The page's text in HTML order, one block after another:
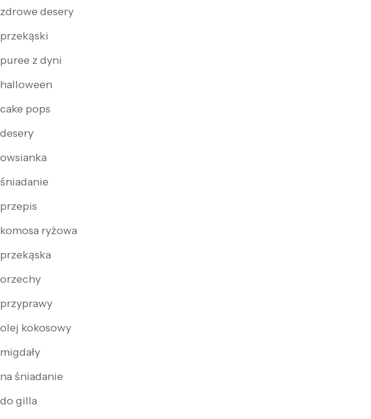
zdrowe desery
przekąski
puree z dyni
halloween
cake pops
desery
owsianka
śniadanie
przepis
komosa ryżowa
przekąska
orzechy
przyprawy
olej kokosowy
migdały
na śniadanie
do gilla